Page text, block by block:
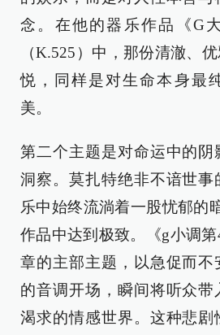
念。在他的器乐作品《G
（K.525）中，那份清澈、
悦，同样是对生命本身最
美。
第二个主题是对命运中的阴
洞察。莫扎特绝非不谙世事
乐中始终流淌着一股忧郁的
作品中达到极致。《g小调
章的主部主题，以急促而不
的音调开场，瞬间将听众
渴求的情感世界。这种悲剧